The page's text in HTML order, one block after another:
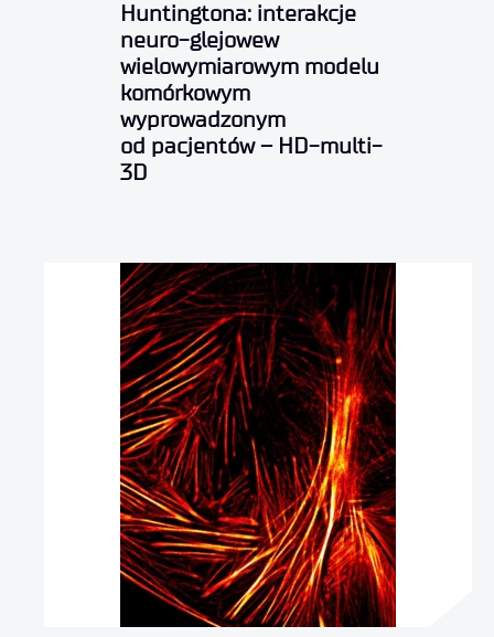
Huntingtona: interakcje
neuro-glejowew
wielowymiarowym modelu
komórkowym
wyprowadzonym
od pacjentów – HD-multi-
3D